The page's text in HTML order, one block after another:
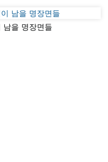
을 명장면들